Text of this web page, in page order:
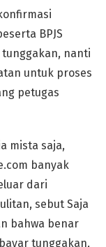
BPJS
nanti
untuk proses
petugas
mista saja,
banyak
dari
sebut Saja
bahwa benar
tunggakan,